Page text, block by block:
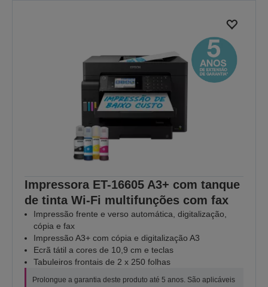
Impressora ET-16605 A3+ com tanque
de tinta Wi-Fi multifunções com fax
Impressão frente e verso automática, digitalização,
cópia e fax
Impressão A3+ com cópia e digitalização A3
Ecrã tátil a cores de 10,9 cm e teclas
Tabuleiros frontais de 2 x 250 folhas
Prolongue a garantia deste produto até 5 anos. São aplicáveis